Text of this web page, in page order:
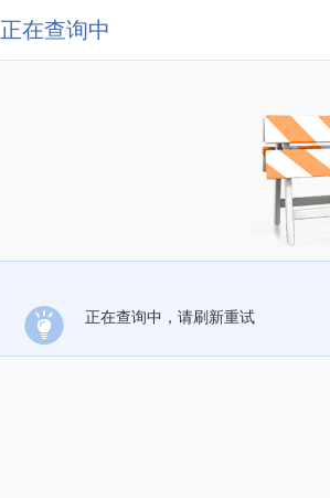
正在查询中
正在查询中，请刷新重试